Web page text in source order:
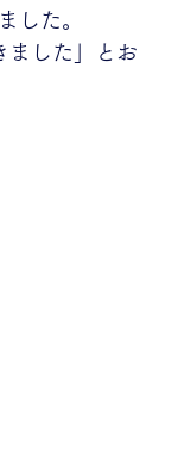
した。
ました」とお